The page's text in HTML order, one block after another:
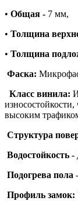
• Общая - 7 мм,
• Толщина
• Толщина
Фаска:
Класс винила:
износостойкости,
высоким
Структура
Водостойкость -
Подогрева пола
Профиль замок: